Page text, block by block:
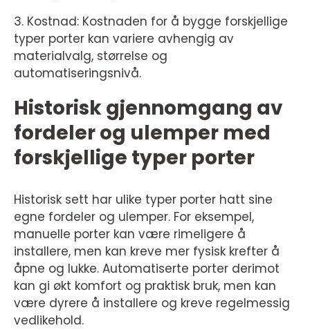
3. Kostnad: Kostnaden for å bygge forskjellige
typer porter kan variere avhengig av
materialvalg, størrelse og
automatiseringsnivå.
Historisk gjennomgang av
fordeler og ulemper med
forskjellige typer porter
Historisk sett har ulike typer porter hatt sine
egne fordeler og ulemper. For eksempel,
manuelle porter kan være rimeligere å
installere, men kan kreve mer fysisk krefter å
åpne og lukke. Automatiserte porter derimot
kan gi økt komfort og praktisk bruk, men kan
være dyrere å installere og kreve regelmessig
vedlikehold.